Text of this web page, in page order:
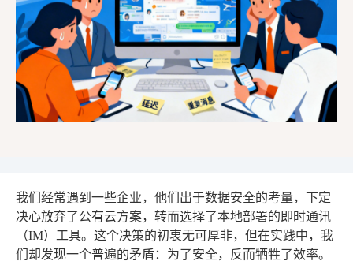
我们经常遇到一些企业，他们出于数据安全的考量，下定
决心放弃了公有云方案，转而选择了本地部署的即时通讯
（IM）工具。这个决策的初衷无可厚非，但在实践中，我
们却发现一个普遍的矛盾：为了安全，反而牺牲了效率。